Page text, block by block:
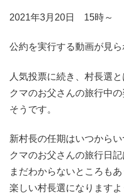
2021年3月20日 15時～
公約を実行する動画が見ら
人気投票に続き、村長選と
クマのお父さんの旅行中
そうです。
新村長の任期はいつからい
クマのお父さんの旅行日
まだわからないところもあ
楽しい村長選になりますよ